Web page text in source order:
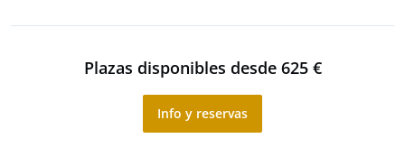
Plazas disponibles desde 625 €
Info y reservas